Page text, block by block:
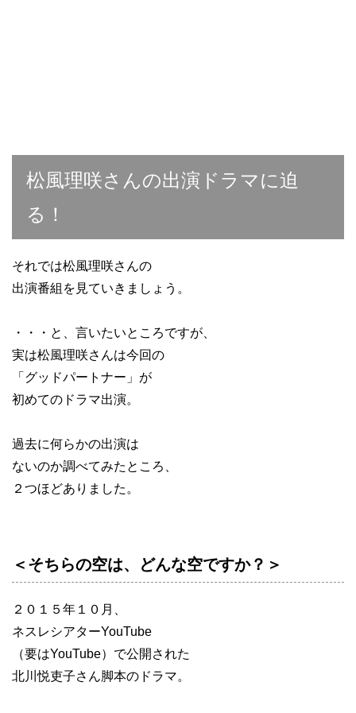
松風理咲さんの出演ドラマに迫
る！
それでは松風理咲さんの
出演番組を見ていきましょう。
・・・と、言いたいところですが、
実は松風理咲さんは今回の
「グッドパートナー」が
初めてのドラマ出演。
過去に何らかの出演は
ないのか調べてみたところ、
２つほどありました。
＜そちらの空は、どんな空ですか？＞
２０１５年１０月、
ネスレシアターYouTube
（要はYouTube）で公開された
北川悦吏子さん脚本のドラマ。